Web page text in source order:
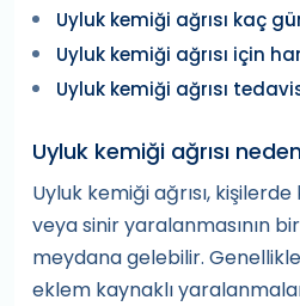
Uyluk kemiği ağrısı kaç
Uyluk kemiği ağrısı için
Uyluk kemiği ağrısı
Uyluk kemiği ağrısı
Uyluk kemiği ağrısı, kişilerde
veya sinir yaralanmasının
meydana gelebilir.
eklem kaynaklı